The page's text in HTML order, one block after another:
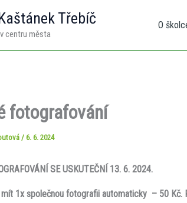
Třebíč
centru města
O
fotografování
/ 6. 6. 2024
SE USKUTEČNÍ 13. 6. 2024.
mít 1x společnou fotografii automaticky – 50